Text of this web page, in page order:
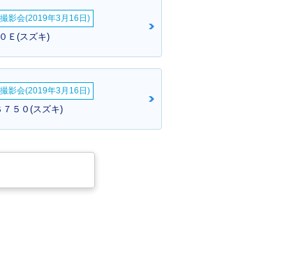
影会(2019年3月16日)
Ｅ(スズキ)
影会(2019年3月16日)
５０(スズキ)